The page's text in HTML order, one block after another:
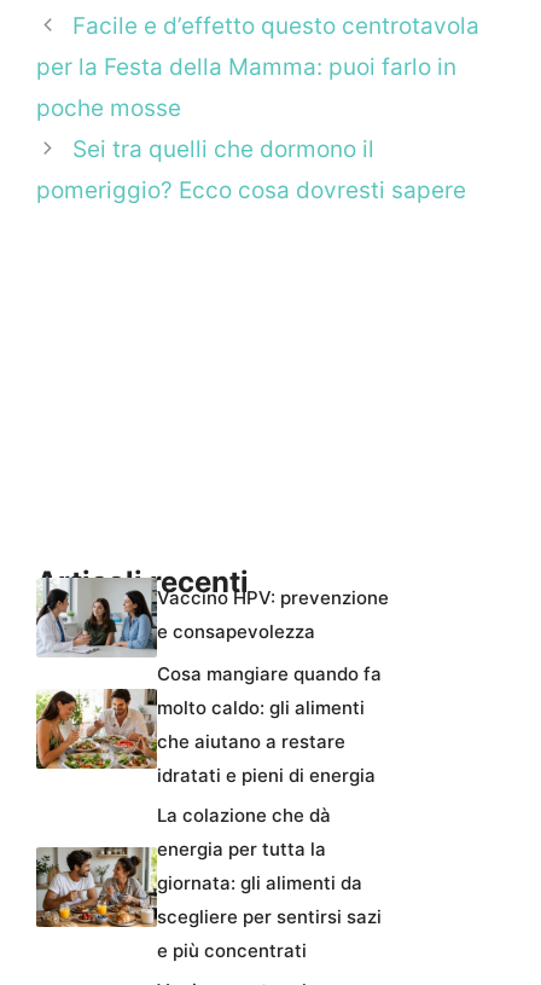
Facile e d’effetto questo centrotavola
per la Festa della Mamma: puoi farlo in
poche mosse
Sei tra quelli che dormono il
pomeriggio? Ecco cosa dovresti sapere
Articoli recentiVaccino HPV: prevenzione
e consapevolezza
Cosa mangiare quando fa
molto caldo: gli alimenti
che aiutano a restare
idratati e pieni di energia
La colazione che dà
energia per tutta la
giornata: gli alimenti da
scegliere per sentirsi sazi
e più concentrati